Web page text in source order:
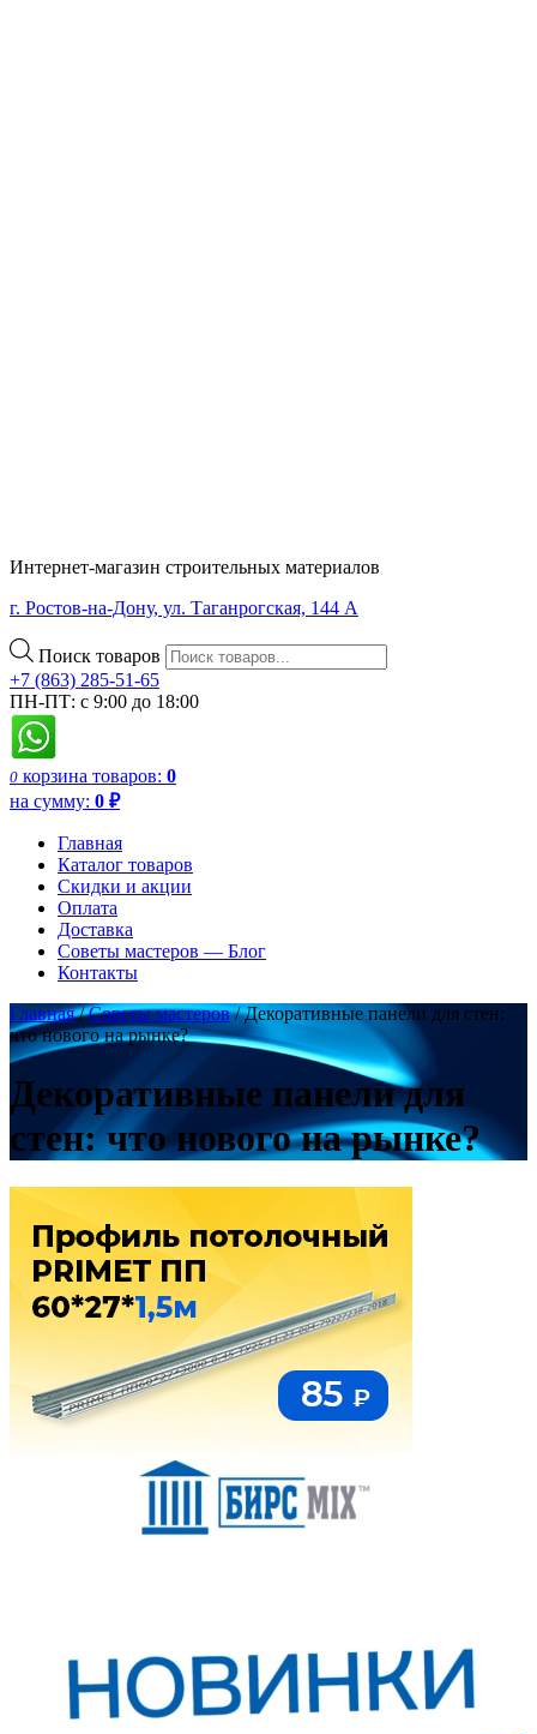
Интернет-магазин строительных материалов
г. Ростов-на-Дону, ул. Таганрогская, 144 А
Поиск товаров
+7 (863) 285-51-65
ПН-ПТ: с 9:00 до 18:00
0 корзина товаров: 0
на сумму: 0 ₽
Главная
Каталог товаров
Скидки и акции
Оплата
Доставка
Советы мастеров — Блог
Контакты
Главная/Советы мастеров/Декоративные панели для стен:
что нового на рынке?
Декоративные панели для
стен: что нового на рынке?